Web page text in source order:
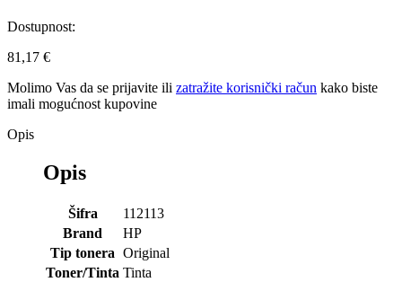
Dostupnost:
81,17 €
Molimo Vas da se prijavite ili zatražite korisnički račun kako biste
imali mogućnost kupovine
Opis
Opis
Šifra
112113
Brand
HP
Tip tonera Original
Toner/Tinta Tinta